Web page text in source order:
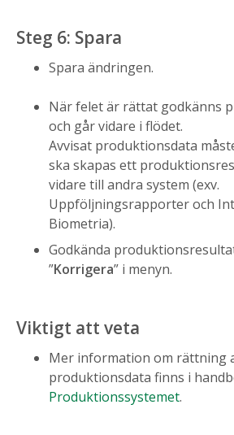
Steg 6: Spara
Spara ändringen.
När felet är rättat godkänns
och går vidare i flödet.
Avvisat produktionsdata
ska skapas ett
vidare till andra system (exv.
Uppföljningsrapporter och
Biometria).
Godkända
”Korrigera” i menyn.
Viktigt att veta
Mer information om rättning
produktionsdata finns i
Produktionssystemet.